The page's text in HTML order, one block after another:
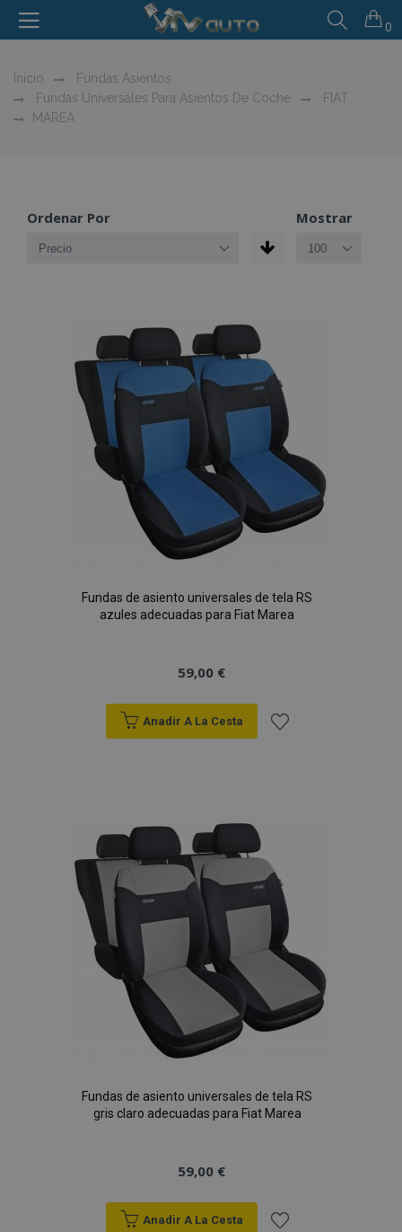
0
Inicio
Fundas Asientos
Fundas Universales Para Asientos De Coche
FIAT
MAREA
Ordenar Por Mostrar
Fundas de asiento universales de tela RS
azules adecuadas para Fiat Marea
59,00 €
Anadir A La Cesta
de
Deseos
Fundas de asiento universales de tela RS
gris claro adecuadas para Fiat Marea
59,00 €
Anadir A La Cesta